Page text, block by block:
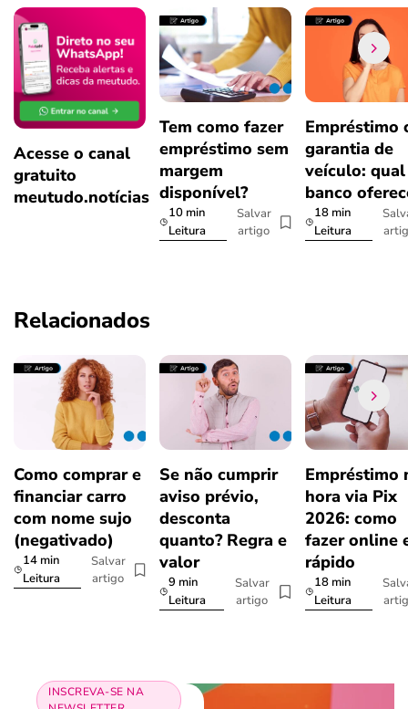
Acesse o canal
gratuito
meutudo.notícias
Tem como fazer
empréstimo sem
margem
disponível?
10 min
Leitura
Salvar
artigo
Empréstimo
garantia de
veículo: qual
banco
18 min
Leitura
Relacionados
Como comprar e
financiar carro
com nome sujo
(negativado)
14 min
Leitura
Salvar
artigo
Se não cumprir
aviso prévio,
desconta
quanto? Regra e
valor
9 min
Leitura
Salvar
artigo
Empréstimo
hora via Pix
2026: como
fazer online
rápido
18 min
Leitura
INSCREVA-SE NA